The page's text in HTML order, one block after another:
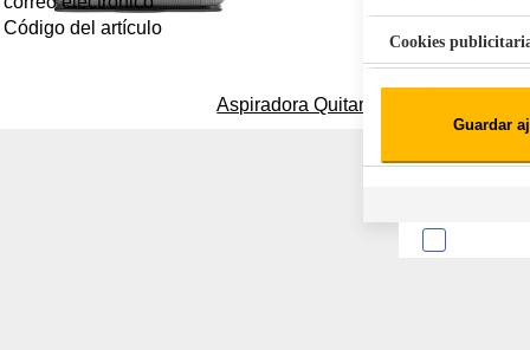
Aspiradora Quitamanchas 450W
Código del artículo
Cookies
Cookies de redes
Guardar